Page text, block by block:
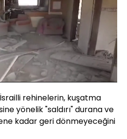
:
Oynatma
Hızı
rehinelerin, kuşatma
yönelik "saldırı" durana ve
kadar geri dönmeyeceğini